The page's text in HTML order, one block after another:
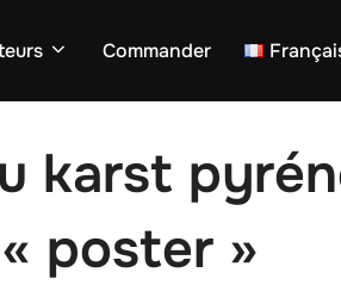
Commander
karst
poster »